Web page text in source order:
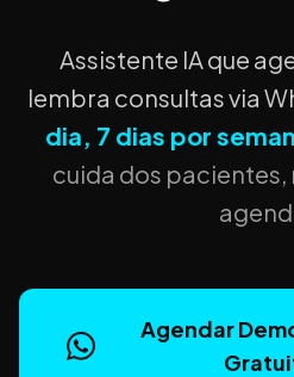
Assistente IA que
lembra consultas via
dia, 7 dias por
cuida dos pacientes,
Agendar